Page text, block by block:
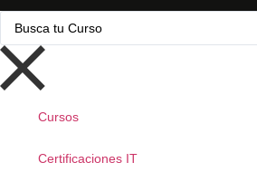
Cursos
Certificaciones IT